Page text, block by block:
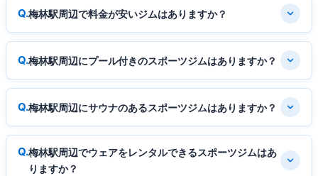
梅林駅周辺で料金が安いジムはありますか？
梅林駅周辺にプール付きのスポーツジムはありますか？
梅林駅周辺にサウナのあるスポーツジムはありますか？
梅林駅周辺でウェアをレンタルできるスポーツジムはあ
りますか？